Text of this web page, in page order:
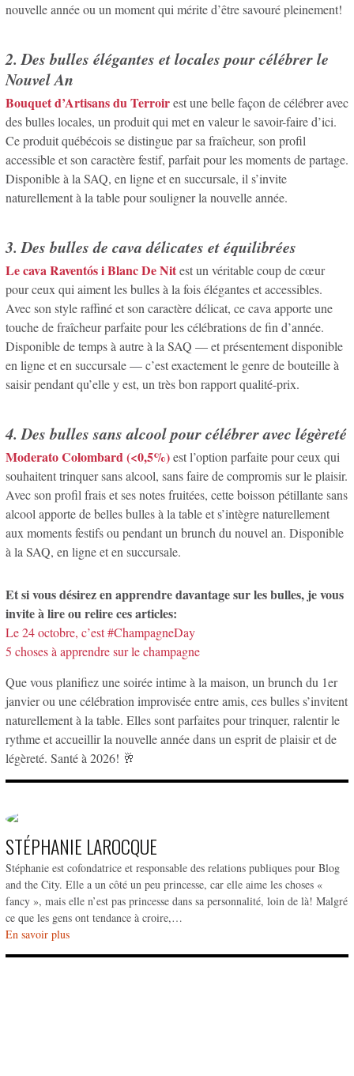
nouvelle année ou un moment qui mérite d’être savouré pleinement!
2. Des bulles élégantes et locales pour célébrer le
Nouvel An
Bouquet d’Artisans du Terroirest une belle façon de célébrer avec
des bulles locales, un produit qui met en valeur le savoir-faire d’ici.
Ce produit québécois se distingue par sa fraîcheur, son profil
accessible et son caractère festif, parfait pour les moments de partage.
Disponible à la SAQ, en ligne et en succursale, il s’invite
naturellement à la table pour souligner la nouvelle année.
3. Des bulles de cava délicates et équilibrées
Le cava Raventós i Blanc De Nitest un véritable coup de cœur
pour ceux qui aiment les bulles à la fois élégantes et accessibles.
Avec son style raffiné et son caractère délicat, ce cava apporte une
touche de fraîcheur parfaite pour les célébrations de fin d’année.
Disponible de temps à autre à la SAQ — et présentement disponible
en ligne et en succursale — c’est exactement le genre de bouteille à
saisir pendant qu’elle y est, un très bon rapport qualité-prix.
4. Des bulles sans alcool pour célébrer avec légèreté
Moderato Colombard (<0,5%)est l’option parfaite pour ceux qui
souhaitent trinquer sans alcool, sans faire de compromis sur le plaisir.
Avec son profil frais et ses notes fruitées, cette boisson pétillante sans
alcool apporte de belles bulles à la table et s’intègre naturellement
aux moments festifs ou pendant un brunch du nouvel an. Disponible
à la SAQ, en ligne et en succursale.
Et si vous désirez en apprendre davantage sur les bulles, je vous
invite à lire ou relire ces articles:
Le 24 octobre, c’est #ChampagneDay
5 choses à apprendre sur le champagne
Que vous planifiez une soirée intime à la maison, un brunch du 1er
janvier ou une célébration improvisée entre amis, ces bulles s’invitent
naturellement à la table. Elles sont parfaites pour trinquer, ralentir le
rythme et accueillir la nouvelle année dans un esprit de plaisir et de
légèreté. Santé à 2026! 🥂
STÉPHANIE LAROCQUE
Stéphanie est cofondatrice et responsable des relations publiques pour Blog
and the City. Elle a un côté un peu princesse, car elle aime les choses «
fancy », mais elle n’est pas princesse dans sa personnalité, loin de là! Malgré
ce que les gens ont tendance à croire,…
En savoir plus